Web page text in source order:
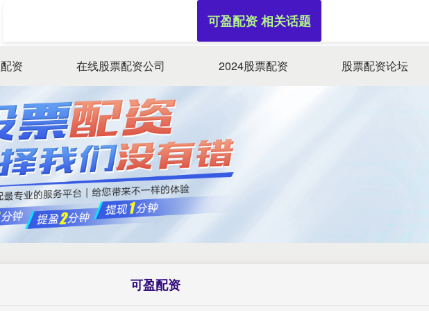
资 在线股票配资公司 2024股票配资 股票配资论坛
可盈配资
可盈配资 相关话题